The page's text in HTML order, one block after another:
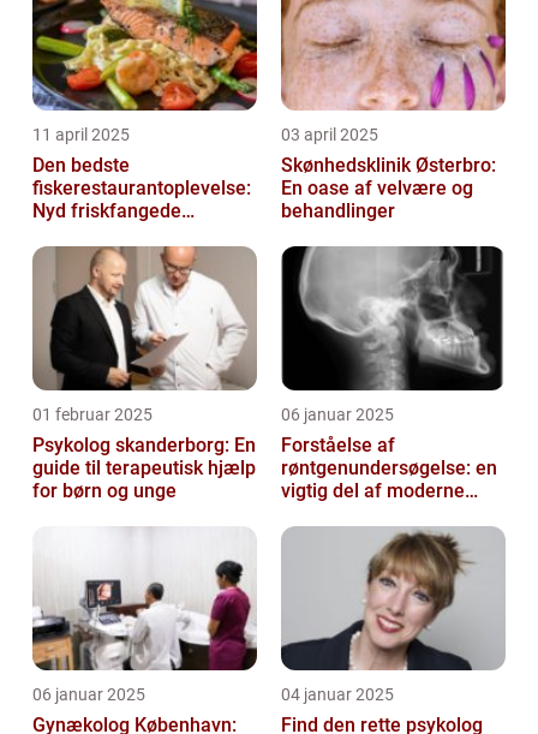
11 april 2025
Den bedste
fiskerestaurantoplevelse:
Nyd friskfangede
03 april 2025
Skønhedsklinik Østerbro:
En oase af velvære og
behandlinger
01 februar 2025
Psykolog skanderborg: En
guide til terapeutisk hjælp
for børn og unge
06 januar 2025
Forståelse af
røntgenundersøgelse: en
vigtig del af moderne
06 januar 2025
Gynækolog København:
04 januar 2025
Find den rette psykolog